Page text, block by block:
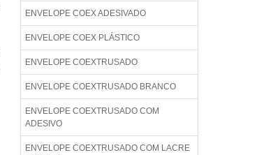
ENVELOPE COEX ADESIVADO
ENVELOPE COEX PLÁSTICO
ENVELOPE COEXTRUSADO
ENVELOPE COEXTRUSADO BRANCO
ENVELOPE COEXTRUSADO COM
ADESIVO
ENVELOPE COEXTRUSADO COM LACRE